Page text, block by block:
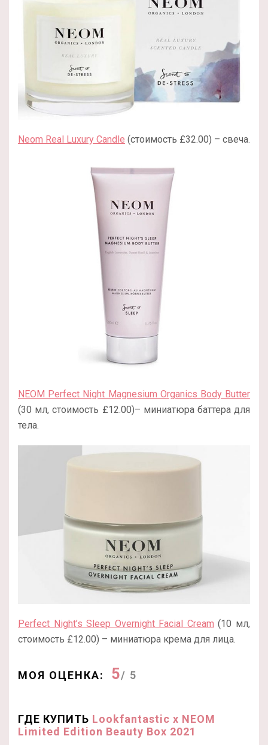
Neom Real Luxury Candle (стоимость £32.00) – свеча.
NEOM Perfect Night Magnesium Organics Body Butter
(30 мл, стоимость £12.00)– миниатюра баттера для
тела.
Perfect Night’s Sleep Overnight Facial Cream (10 мл,
стоимость £12.00) – миниатюра крема для лица.
МОЯ ОЦЕНКА: 5/ 5
ГДЕ КУПИТЬ Lookfantastic x NEOM
Limited Edition Beauty Box 2021